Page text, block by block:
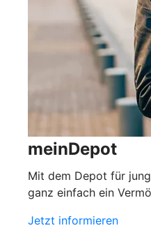
meinDepot
Mit dem Depot für
ganz einfach ein
Jetzt informieren